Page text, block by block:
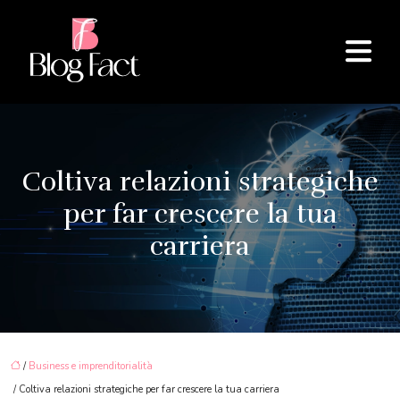
Coltiva relazioni strategiche
per far crescere la tua
carriera
/ Business e imprenditorialità
/ Coltiva relazioni strategiche per far crescere la tua carriera